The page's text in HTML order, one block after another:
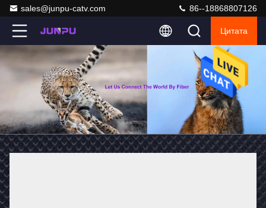
sales@junpu-catv.com 86--18868807126
Цитата